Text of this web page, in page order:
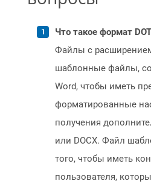
Что такое формат
Файлы с расширением
шаблонные файлы,
Word, чтобы иметь
форматированные
получения
или DOCX. Файл
того, чтобы иметь
пользователя,